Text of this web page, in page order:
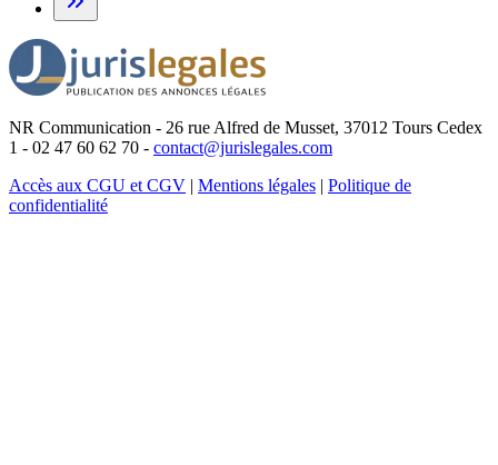
NR Communication - 26 rue Alfred de Musset, 37012 Tours Cedex
1 - 02 47 60 62 70 - contact@jurislegales.com
Accès aux CGU et CGV | Mentions légales | Politique de
confidentialité